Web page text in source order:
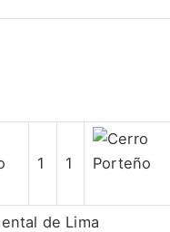
1 1
de Lima